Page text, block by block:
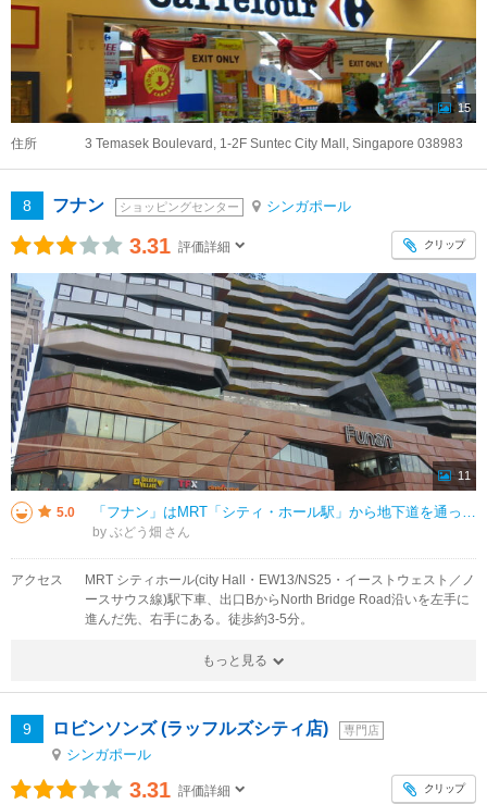
15
住所 3 Temasek Boulevard, 1-2F Suntec City Mall, Singapore 038983
8 フナン ショッピングセンター シンガポール
3.31 評価詳細 クリップ
11
5.0 「フナン」はMRT「シティ・ホール駅」から地下道を通ってアクセスできる、とても便利な立地にあります。 2019年に新たな都市型複合施設としてグランド・オープンしたショッピングモールで、まず驚かされるのは館内に「クライミン
by ぶどう畑
アクセス
MRT シティホール(city Hall・EW13/NS25・イーストウェスト／ノ
ースサウス線)駅下車、出口BからNorth Bridge Road沿いを左手に
進んだ先、右手にある。徒歩約3-5分。
もっと見る
9 ロビンソンズ (ラッフルズシティ店) 専門店
シンガポール
3.31 評価詳細 クリップ